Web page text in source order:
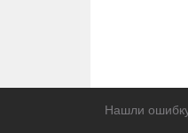
Нашли